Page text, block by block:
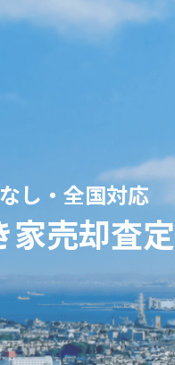
し・全国対応
家売却査定